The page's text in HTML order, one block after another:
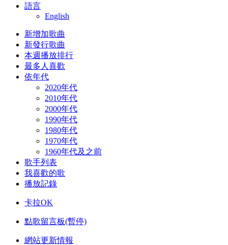
語言
English
新增加歌曲
新發行歌曲
本週播放排行
最多人喜歡
依年代
2020年代
2010年代
2000年代
1990年代
1980年代
1970年代
1960年代及之前
歌手列表
我喜歡的歌
播放記錄
卡拉OK
點歌留言板(暫停)
網站更新情報